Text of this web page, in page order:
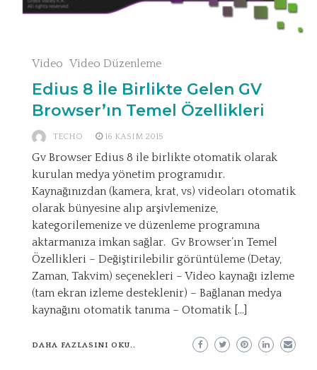
Video Video Düzenleme
Edius 8 İle Birlikte Gelen GV
Browser’ın Temel Özellikleri
TECHO 16 KASIM 2015
Gv Browser Edius 8 ile birlikte otomatik olarak
kurulan medya yönetim programıdır.
Kaynağınızdan (kamera, krat, vs) videoları otomatik
olarak bünyesine alıp arşivlemenize,
kategorilemenize ve düzenleme programına
aktarmanıza imkan sağlar. Gv Browser’ın Temel
Özellikleri – Değiştirilebilir görüntüleme (Detay,
Zaman, Takvim) seçenekleri – Video kaynağı izleme
(tam ekran izleme desteklenir) – Bağlanan medya
kaynağını otomatik tanıma – Otomatik […]
DAHA FAZLASINI OKU..